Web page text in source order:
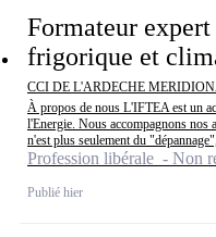
Formateur expert
frigorique et
CCI DE L'ARDECHE
À propos de nous L'IFTEA est un
l'Energie. Nous accompagnons nos
n'est plus seulement du "dépannage",
Profession libérale - Non
Publié hier